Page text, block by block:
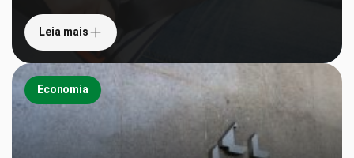
Leia mais
Economia